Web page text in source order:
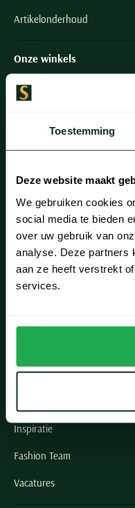
Toestemming
Deze website maakt
We gebruiken cookies
social media te bieden
over uw gebruik van
analyse. Deze partners
aan ze heeft verstrekt
services.
Artikelonderhoud
Onze winkels
Onze winkels
Lisse
Noordwijk
Oegstgeest
Paul & Shark specialist
Inspiratie
Fashion Team
Vacatures